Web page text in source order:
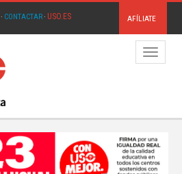
· CONTACTAR· USO.ES AFÍLIATE
Menú